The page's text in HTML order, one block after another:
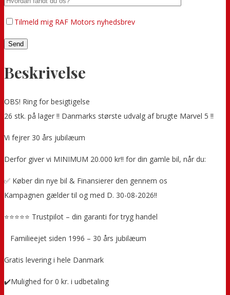
Tilmeld mig RAF Motors nyhedsbrev
Beskrivelse
OBS! Ring for besigtigelse
26 stk. på lager !! Danmarks største udvalg af brugte Marvel 5 !!
Vi fejrer 30 års jubilæum
Derfor giver vi MINIMUM 20.000 kr!! for din gamle bil, når du:
✅ Køber din nye bil & Finansierer den gennem os
Kampagnen gælder til og med D. 30-08-2026!!
⭐⭐⭐⭐⭐ Trustpilot – din garanti for tryg handel
‍ ‍ ‍ Familieejet siden 1996 – 30 års jubilæum
Gratis levering i hele Danmark
✔️Mulighed for 0 kr. i udbetaling